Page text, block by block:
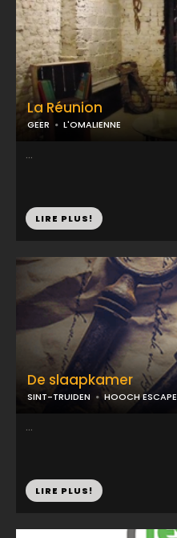
De slaapkamer
SINT-TRUIDEN HOOCH ESCAPE
...
LIRE PLUS!
La Réunion
GEER L'OMALIENNE
...
LIRE PLUS!